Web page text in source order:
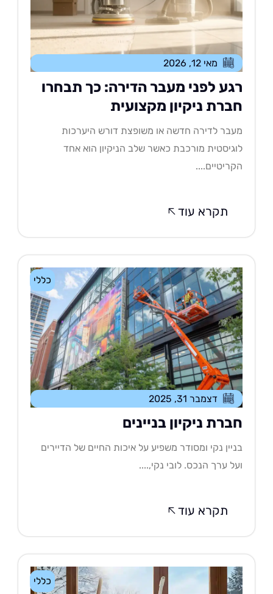
מאי 12, 2026
לפני מעבר הדירה: כך תבחרו
ניקיון מקצועית
לדירה חדשה או משופצת דורש היערכות
מורכבת כאשר שלב הניקיון הוא אחד
תקרא עוד
כללי
דצמבר 31, 2025
ניקיון בניינים
נקי ומסודר משפיע על איכות החיים של הדיירים
ערך הנכס. לובי נקי,....
תקרא עוד
כללי